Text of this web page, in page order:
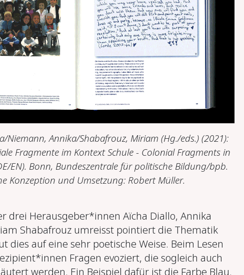
Niemann, Annika/Shabafrouz, Miriam (Hg./eds.) (2021):
Fragmente im Kontext Schule - Colonial Fragments in
EN). Bonn, Bundeszentrale für politische Bildung/bpb.
Konzeption und Umsetzung: Robert Müller.
drei Herausgeber*innen Aïcha Diallo, Annika
Shabafrouz umreisst pointiert die Thematik
dies auf eine sehr poetische Weise. Beim Lesen
Fragen evoziert, die sogleich auch
werden. Ein Beispiel dafür ist die Farbe Blau.